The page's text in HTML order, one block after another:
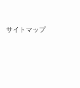
サイトマップ